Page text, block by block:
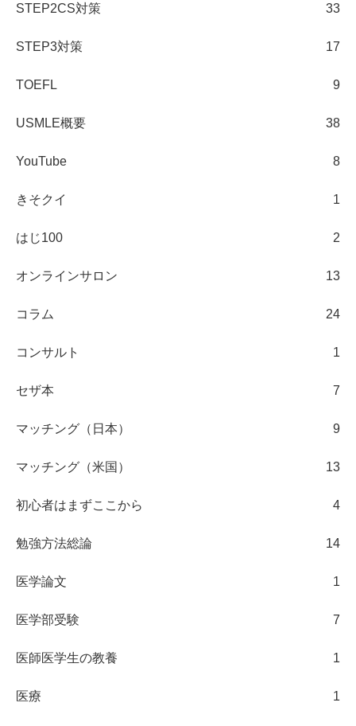
STEP2CS対策 33
STEP3対策 17
TOEFL 9
USMLE概要 38
YouTube 8
きそクイ 1
はじ100 2
オンラインサロン 13
コラム 24
コンサルト 1
セザ本 7
マッチング（日本） 9
マッチング（米国） 13
初心者はまずここから 4
勉強方法総論 14
医学論文 1
医学部受験 7
医師医学生の教養 1
医療 1